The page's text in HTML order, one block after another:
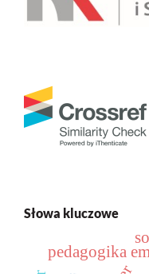
Słowa kluczowe
pedagogika